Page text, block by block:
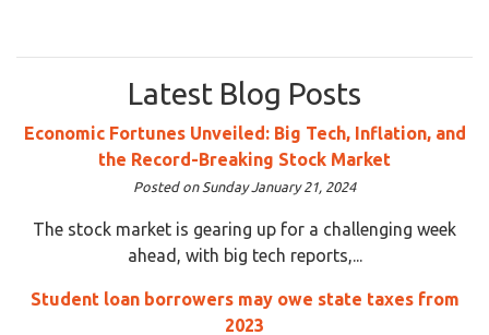
Latest Blog Posts
Economic Fortunes Unveiled: Big Tech, Inflation, and
the Record-Breaking Stock Market
Posted on Sunday January 21, 2024
The stock market is gearing up for a challenging week
ahead, with big tech reports,...
Student loan borrowers may owe state taxes from
2023